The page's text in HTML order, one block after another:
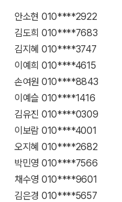
안소현 010****2922
김도희 010****7683
김지혜 010****3747
이예희 010****4615
손여원 010****8843
이예슬 010****1416
김유진 010****0309
이보람 010****4001
오지혜 010****2682
박민영 010****7566
채수영 010****9601
김은경 010****5657